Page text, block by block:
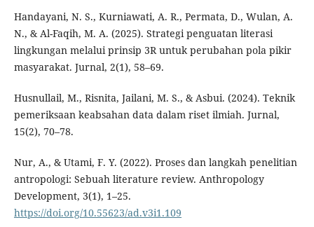
Handayani, N. S., Kurniawati, A. R., Permata, D., Wulan, A.
N., & Al-Faqih, M. A. (2025). Strategi penguatan literasi
lingkungan melalui prinsip 3R untuk perubahan pola pikir
masyarakat. Jurnal, 2(1), 58–69.
Husnullail, M., Risnita, Jailani, M. S., & Asbui. (2024). Teknik
pemeriksaan keabsahan data dalam riset ilmiah. Jurnal,
15(2), 70–78.
Nur, A., & Utami, F. Y. (2022). Proses dan langkah penelitian
antropologi: Sebuah literature review. Anthropology
Development, 3(1), 1–25.
https://doi.org/10.55623/ad.v3i1.109